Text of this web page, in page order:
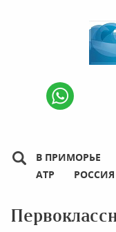
В ПРИМОРЬЕ
АТР
РОССИЯ